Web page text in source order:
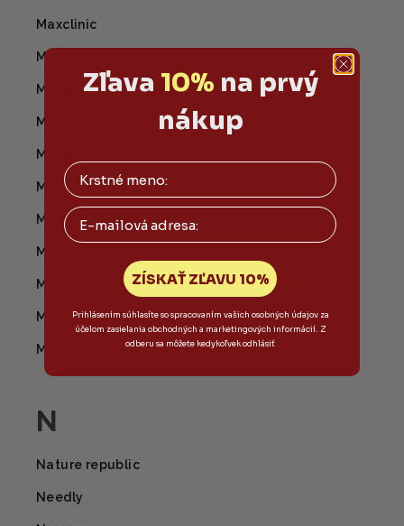
Maxclinic
Medi-peel
Medicube
Mediheal
Meditherapy
Menokin
Mise En Scene
Missha
Mixsoon
Mizon
Muzigae Mansion
N
Nature republic
Needly
Zľava 10% na prvý
nákup
Email
ZÍSKAŤ ZĽAVU 10%
Prihlásením súhlasíte so spracovaním vašich osobných údajov za
účelom zasielania obchodných a marketingových informácií. Z
odberu sa môžete kedykoľvek odhlásiť